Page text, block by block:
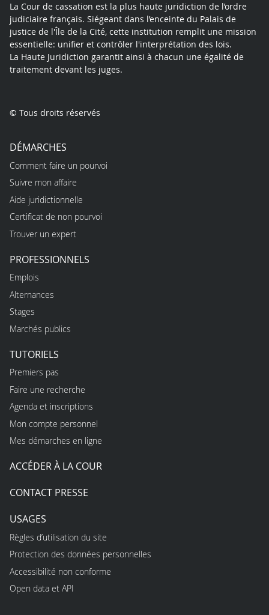
La Cour de cassation est la plus haute juridiction de l’ordre
judiciaire français. Siégeant dans l’enceinte du Palais de
justice de l'Île de la Cité, cette institution remplit une mission
essentielle: unifier et contrôler l'interprétation des lois.
La Haute Juridiction garantit ainsi à chacun une égalité de
traitement devant les juges.
© Tous droits réservés
DÉMARCHES
Comment faire un pourvoi
Suivre mon affaire
Aide juridictionnelle
Certificat de non pourvoi
Trouver un expert
PROFESSIONNELS
Emplois
Alternances
Stages
Marchés publics
TUTORIELS
Premiers pas
Faire une recherche
Agenda et inscriptions
Mon compte personnel
Mes démarches en ligne
ACCÉDER À LA COUR
CONTACT PRESSE
USAGES
Règles d’utilisation du site
Protection des données personnelles
Accessibilité non conforme
Open data et API